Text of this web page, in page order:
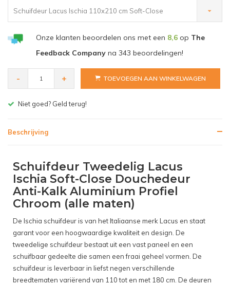
Schuifdeur Lacus Ischia 110x210 cm Soft-Close
Douchedeur - €584,00
Onze klanten beoordelen ons met een 8,6op The
Feedback Companyna 343 beoordelingen!
- + TOEVOEGEN AAN WINKELWAGEN
Gratis bezorgen v.a. € 150,- (NL)
Beschrijving
Schuifdeur Tweedelig Lacus
Ischia Soft-Close Douchedeur
Anti-Kalk Aluminium Profiel
Chroom (alle maten)
De Ischia schuifdeur is van het Italiaanse merk Lacus en staat
garant voor een hoogwaardige kwaliteit en design. De
tweedelige schuifdeur bestaat uit een vast paneel en een
schuifbaar gedeelte die samen een fraai geheel vormen. De
schuifdeur is leverbaar in liefst negen verschillende
breedtematen variërend van 110 tot en met 180 cm. De deuren